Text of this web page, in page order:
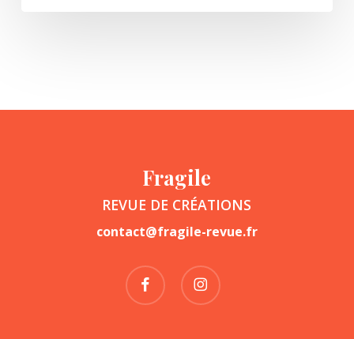
Fragile
REVUE DE CRÉATIONS
contact@fragile-revue.fr
facebook instagram